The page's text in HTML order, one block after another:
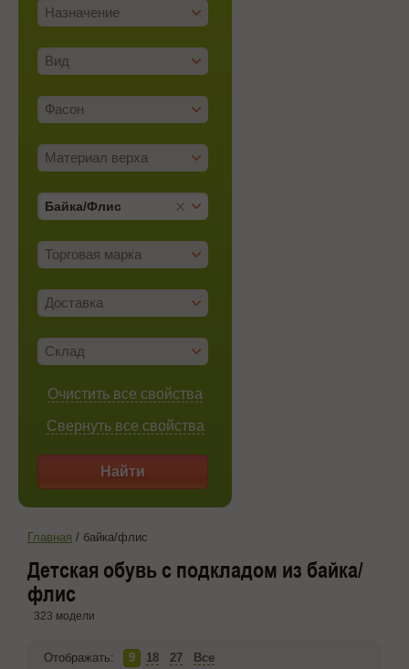
Назначение
Вид
Фасон
Материал верха
Байка/­Флис
Торговая марка
Доставка
Склад
Очистить все свойства
Свернуть все свойства
Найти
Главная / байка/флис
Детская обувь с подкладом из байка/
флис
323 модели
Отображать: 9 18 27
Все